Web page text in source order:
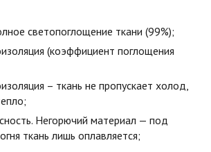
светопоглощение ткани (99%);
(коэффициент поглощения
– ткань не пропускает холод,
Негорючий материал — под
ткань лишь оплавляется;